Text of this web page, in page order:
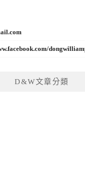
D&W文章分類